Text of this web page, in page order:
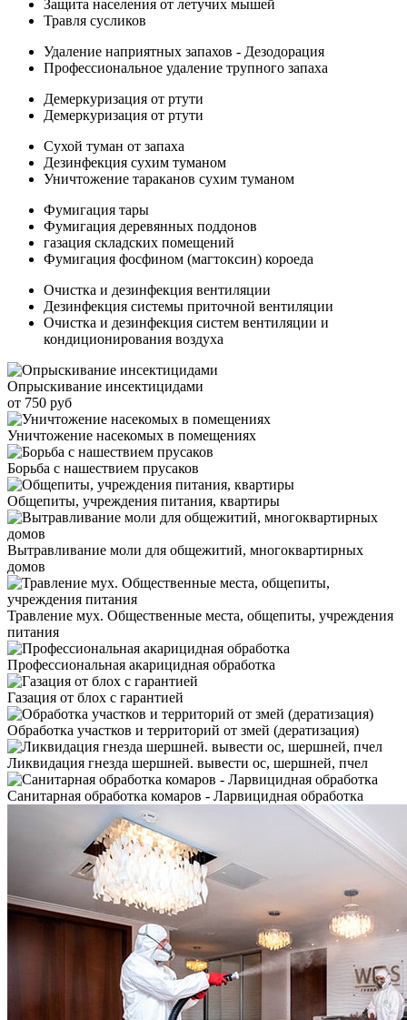
Защита населения от летучих мышей
Травля сусликов
Удаление наприятных запахов - Дезодорация
Профессиональное удаление трупного запаха
Демеркуризация от ртути
Демеркуризация от ртути
Сухой туман от запаха
Дезинфекция сухим туманом
Уничтожение тараканов сухим туманом
Фумигация тары
Фумигация деревянных поддонов
газация складских помещений
Фумигация фосфином (магтоксин) короеда
Очистка и дезинфекция вентиляции
Дезинфекция системы приточной вентиляции
Очистка и дезинфекция систем вентиляции и
кондиционирования воздуха
Опрыскивание инсектицидами
от 750 руб
Уничтожение насекомых в помещениях
Борьба с нашествием прусаков
Общепиты, учреждения питания, квартиры
Вытравливание моли для общежитий, многоквартирных
домов
Травление мух. Общественные места, общепиты, учреждения
питания
Профессиональная акарицидная обработка
Газация от блох с гарантией
Обработка участков и территорий от змей (дератизация)
Ликвидация гнезда шершней. вывести ос, шершней, пчел
Санитарная обработка комаров - Ларвицидная обработка